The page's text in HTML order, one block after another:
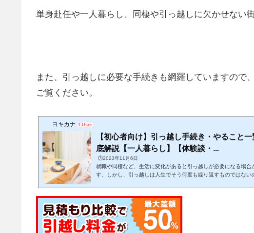
単身赴任や一人暮らし、同棲や引っ越しに欠かせない
また、引っ越しに必要な手続きも網羅していますので
ご覧ください。
ヨキカナ 1 User
【初心者向け】引っ越し手続き・やること
底解説【一人暮らし】【体験談・...
🕒️2023年11月6日
就職や同棲など、生活に変化があると引っ越しが必要になる場合
す。しかし、引っ越しは人生でそう何度も繰り返すものではない
めれば良いかが分かります。 (adsbygoogle = window.adsbygoogle || ).push
({});当記事を読みながら１つ１つゆっくりと作業をこなし、失敗
越しを目指して下さい。 引っ越しは日数がかかりスケジュール管
で、見落としも発生し...